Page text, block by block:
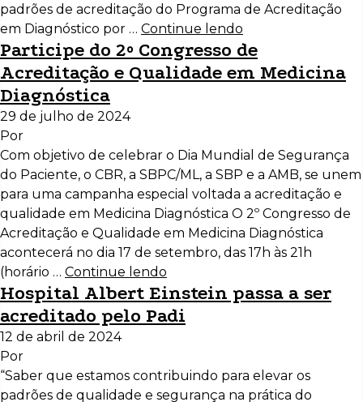
padrões de acreditação do Programa de Acreditação
em Diagnóstico por … Continue lendo
Participe do 2º Congresso de
Acreditação e Qualidade em Medicina
Diagnóstica
29 de julho de 2024
Por
Com objetivo de celebrar o Dia Mundial de Segurança
do Paciente, o CBR, a SBPC/ML, a SBP e a AMB, se unem
para uma campanha especial voltada a acreditação e
qualidade em Medicina Diagnóstica O 2º Congresso de
Acreditação e Qualidade em Medicina Diagnóstica
acontecerá no dia 17 de setembro, das 17h às 21h
(horário … Continue lendo
Hospital Albert Einstein passa a ser
acreditado pelo Padi
12 de abril de 2024
Por
“Saber que estamos contribuindo para elevar os
padrões de qualidade e segurança na prática do